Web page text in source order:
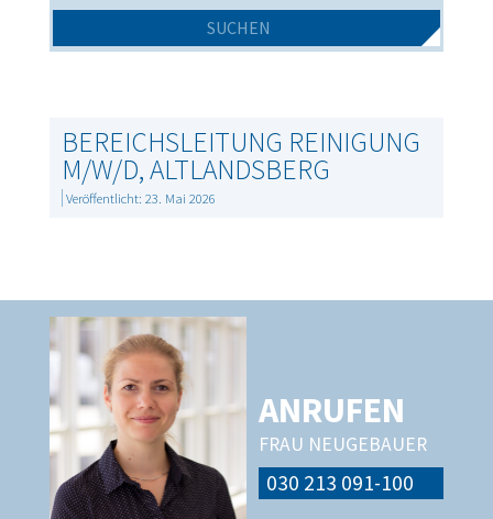
BEREICHSLEITUNG REINIGUNG
M/W/D, ALTLANDSBERG
Veröffentlicht: 23. Mai 2026
ANRUFEN
FRAU NEUGEBAUER
030 213 091-100